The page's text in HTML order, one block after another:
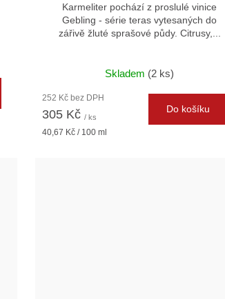
Karmeliter pochází z proslulé vinice
Gebling - série teras vytesaných do
zářivě žluté sprašové půdy. Citrusy,...
Skladem (2 ks)
252 Kč bez DPH
305 Kč/ ks
Měrná
40,67 Kč / 100 ml
Do košíku